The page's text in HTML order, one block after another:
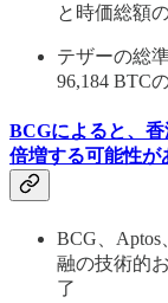
と時価総額
テザーの総
96,184 BTC
BCGによると、
倍増する可能性が
BCG、Aptos
融の技術的
了